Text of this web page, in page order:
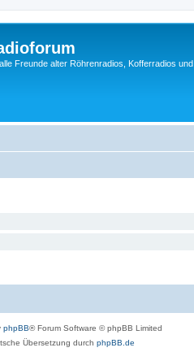
Freunde alter Röhrenradios, Kofferradios und
phpBB® Forum Software © phpBB Limited
Übersetzung durch phpBB.de